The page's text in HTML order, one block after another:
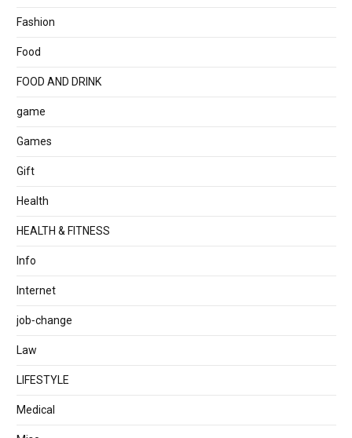
Fashion
Food
FOOD AND DRINK
game
Games
Gift
Health
HEALTH & FITNESS
Info
Internet
job‐change
Law
LIFESTYLE
Medical